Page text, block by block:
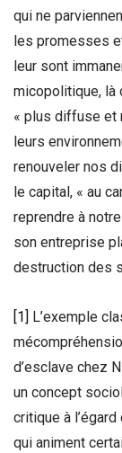
qui ne
les promesses
leur sont
micopolitique, là
« plus diffuse et
leurs
renouveler nos
le capital, « au
reprendre à
son entreprise
destruction des
[1]
L’exemple
d’esclave chez
un concept
critique à
qui animent